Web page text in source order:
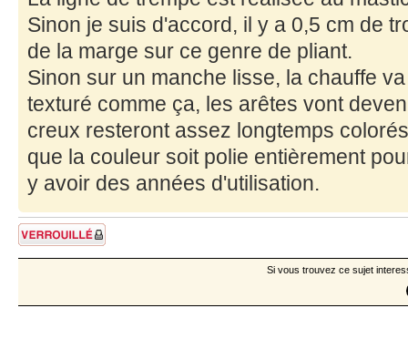
Sinon je suis d'accord, il y a 0,5 cm de
de la marge sur ce genre de pliant.
Sinon sur un manche lisse, la chauffe
texturé comme ça, les arêtes vont
creux resteront assez longtemps
que la couleur soit polie entièrement
y avoir des années d'utilisation.
Sujet verrouillé
Si vous trouvez ce sujet